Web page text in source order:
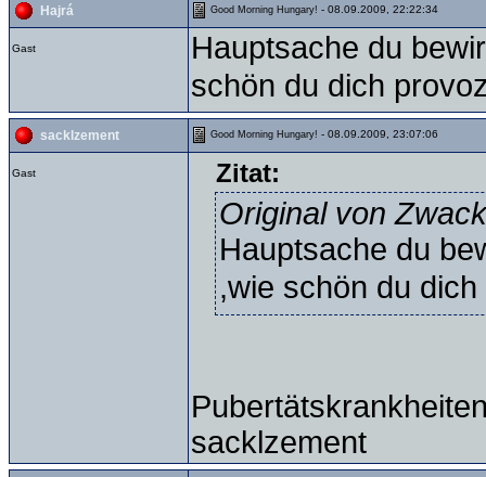
Hajrá Good Morning Hungary! - 08.09.2009, 22:22:34
Gast
Hauptsache du
schön du dich
sacklzement Good Morning Hungary! - 08.09.2009, 23:07:06
Gast Zitat:
Original von
Hauptsache du
,wie schön du
sacklzement